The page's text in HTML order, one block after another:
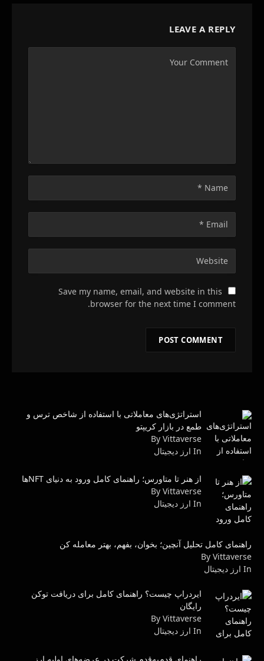
LEAVE A REPLY
Save my name, email, and website in this
browser for the next time I comment.
استراتژی‌های معاملاتی با استفاده از شاخص ترس و
طمع در بازار کریپتو
By Vittaverse
In ارز دیجیتال
از هنر تا متاورس؛ راهنمای کامل ورود به دنیای NFTها
By Vittaverse
In ارز دیجیتال
راهنمای کامل تحلیل آنچین؛ بخوان، بفهم، بهتر معامله کن
By Vittaverse
In ارز دیجیتال
ایردراپ چیست؟ راهنمای کامل برای دریافت توکن
رایگان
By Vittaverse
In ارز دیجیتال